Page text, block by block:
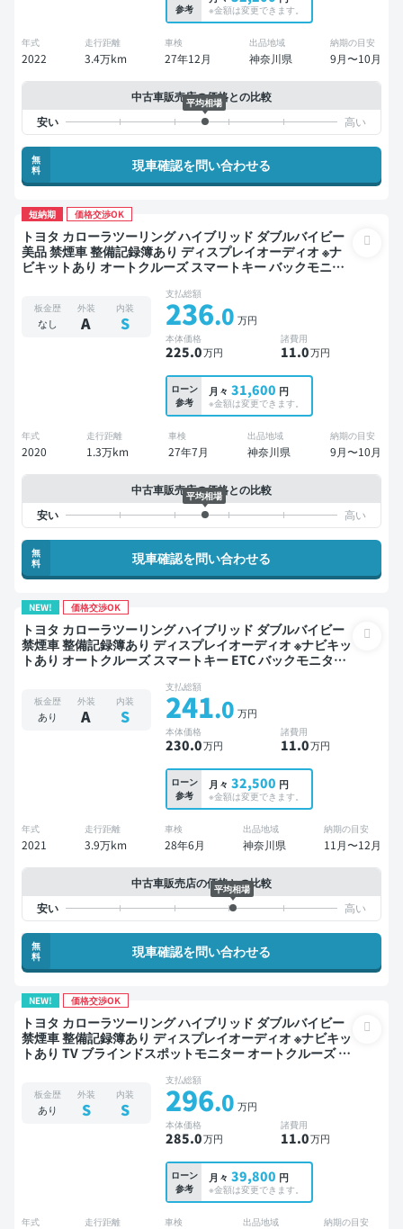
参考
※金額は変更できます。
年式
2022
走行距離
3.4万km
車検
27年12月
出品地域
神奈川県
納期の目安
9月〜10月
中古車販売店の価格との比較
平均相場
無
料
現車確認を問い合わせる
短納期 価格交渉OK
トヨタ カローラツーリング ハイブリッド ダブルバイビー
美品 禁煙車 整備記録簿あり ディスプレイオーディオ ※ナ
ビキットあり オートクルーズ スマートキー バックモニタ
板金歴
なし
外装
A
内装
S
支払総額
236.0 万円
本体価格
225.0万円
諸費用
11.0万円
ローン
参考
月々 31,600 円
※金額は変更できます。
年式
2020
走行距離
1.3万km
車検
27年7月
出品地域
神奈川県
納期の目安
9月〜10月
中古車販売店の価格との比較
平均相場
無
料
現車確認を問い合わせる
NEW! 価格交渉OK
トヨタ カローラツーリング ハイブリッド ダブルバイビー
禁煙車 整備記録簿あり ディスプレイオーディオ ※ナビキッ
トあり オートクルーズ スマートキー ETC バックモニター
板金歴
あり
外装
A
内装
S
支払総額
241.0 万円
本体価格
230.0万円
諸費用
11.0万円
ローン
参考
月々 32,500 円
※金額は変更できます。
年式
2021
走行距離
3.9万km
車検
28年6月
出品地域
神奈川県
納期の目安
11月〜12月
中古車販売店の価格との比較
平均相場
無
料
現車確認を問い合わせる
NEW! 価格交渉OK
トヨタ カローラツーリング ハイブリッド ダブルバイビー
禁煙車 整備記録簿あり ディスプレイオーディオ ※ナビキッ
トあり TV ブラインドスポットモニター オートクルーズ ス
板金歴
あり
外装
S
内装
S
支払総額
296.0 万円
本体価格
285.0万円
諸費用
11.0万円
ローン
参考
月々 39,800 円
※金額は変更できます。
年式 走行距離 車検 出品地域 納期の目安